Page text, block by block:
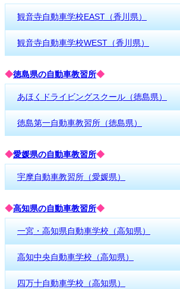
観音寺自動車学校EAST（香川県）
観音寺自動車学校WEST（香川県）
◆徳島県の自動車教習所◆
あほくドライビングスクール（徳島県）
徳島第一自動車教習所（徳島県）
◆愛媛県の自動車教習所◆
宇摩自動車教習所（愛媛県）
◆高知県の自動車教習所◆
一宮・高知県自動車学校（高知県）
高知中央自動車学校（高知県）
四万十自動車学校（高知県）